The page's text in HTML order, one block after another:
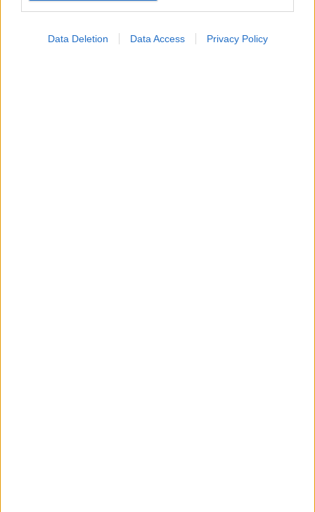
Data Deletion Data Access Privacy Policy
Lelki egészség